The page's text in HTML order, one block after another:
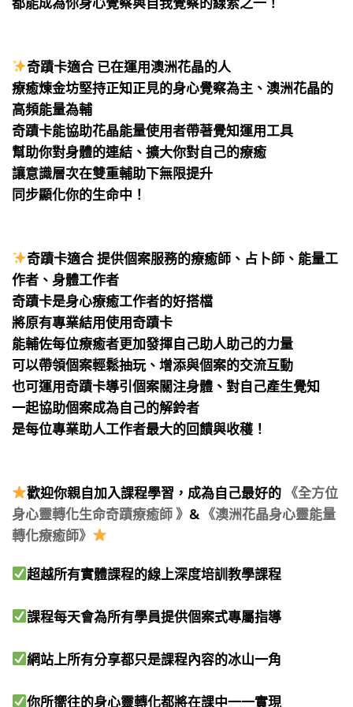
奇蹟卡適合 已在運用澳洲花晶的人
療癒煉金坊堅持正知正見的身心覺察為主、澳洲花晶的
高頻能量為輔
奇蹟卡能協助花晶能量使用者帶著覺知運用工具
幫助你對身體的連結、擴大你對自己的療癒
讓意識層次在雙重輔助下無限提升
同步顯化你的生命中！
奇蹟卡適合 提供個案服務的療癒師、占卜師、能量工
作者、身體工作者
奇蹟卡是身心療癒工作者的好搭檔
將原有專業結用使用奇蹟卡
能輔佐每位療癒者更加發揮自己助人助己的力量
可以帶領個案輕鬆抽玩、增添與個案的交流互動
也可運用奇蹟卡導引個案關注身體、對自己產生覺知
一起協助個案成為自己的解鈴者
是每位專業助人工作者最大的回饋與收穫！
歡迎你親自加入課程學習，成為自己最好的 《全方位
身心靈轉化生命奇蹟療癒師 》 & 《澳洲花晶身心靈能量
轉化療癒師》
超越所有實體課程的線上深度培訓教學課程​
課程每天會為所有學員提供個案式專屬指導​
網站上所有分享都只是課程內容的冰山一角​
你所嚮往的身心靈轉化都將在課中一一實現​